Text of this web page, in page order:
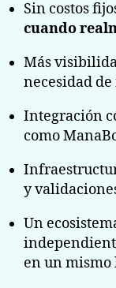
Sin costos
cuando
Más
necesidad
Integración
como
y
Un
en un mismo